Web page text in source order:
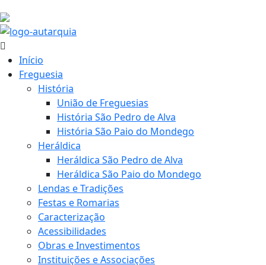
Início
Freguesia
História
União de Freguesias
História São Pedro de Alva
História São Paio do Mondego
Heráldica
Heráldica São Pedro de Alva
Heráldica São Paio do Mondego
Lendas e Tradições
Festas e Romarias
Caracterização
Acessibilidades
Obras e Investimentos
Instituições e Associações